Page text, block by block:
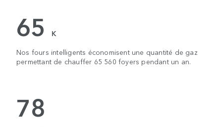
65
K
Nos fours intelligents économisent une quantité de gaz
permettant de chauffer 65 560 foyers pendant un an.
78